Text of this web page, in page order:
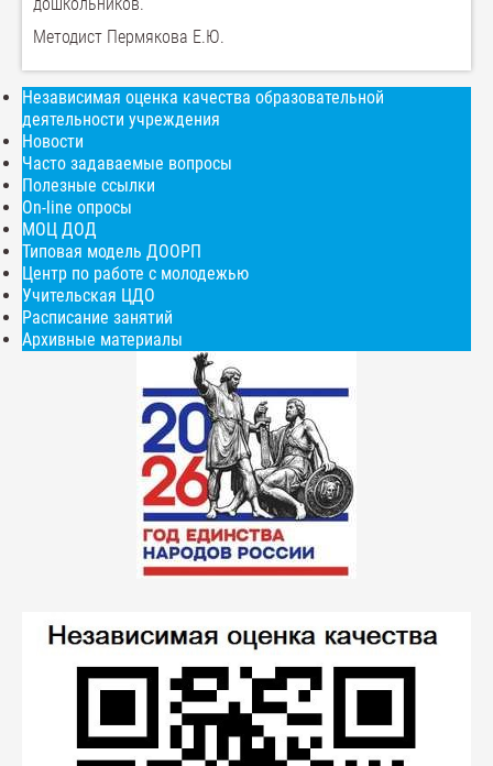
дошкольников.
Методист Пермякова Е.Ю.
Независимая оценка качества образовательной
деятельности учреждения
Новости
Часто задаваемые вопросы
Полезные ссылки
On-line опросы
МОЦ ДОД
Типовая модель ДООРП
Центр по работе с молодежью
Учительская ЦДО
Расписание занятий
Архивные материалы